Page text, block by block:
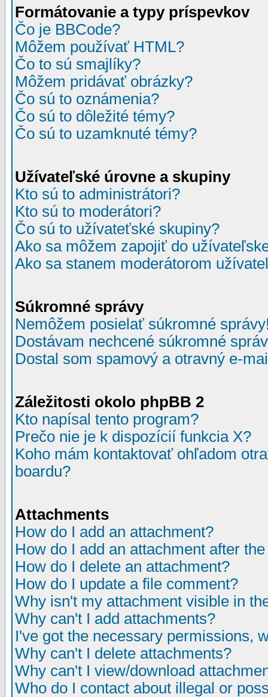
Formátovanie a typy príspevkov
Čo je BBCode?
Môžem používať HTML?
Čo to sú smajlíky?
Môžem pridávať obrázky?
Čo sú to oznámenia?
Čo sú to dôležité témy?
Čo sú to uzamknuté témy?
Užívateľské úrovne a skupiny
Kto sú to administrátori?
Kto sú to moderátori?
Čo sú to užívateťské skupiny?
Ako sa môžem zapojiť do
Ako sa stanem moderátorom
Súkromné správy
Nemôžem posielať súkromné
Dostávam nechcené súkromné
Dostal som spamový a otravný e-
Záležitosti okolo phpBB 2
Kto napísal tento program?
Prečo nie je k dispozícií funkcia X?
Koho mám kontaktovať ohľadom
boardu?
Attachments
How do I add an attachment?
How do I add an attachment after
How do I delete an attachment?
How do I update a file comment?
Why isn't my attachment visible in
Why can't I add attachments?
I've got the necessary permissions,
Why can't I delete attachments?
Why can't I view/download
Who do I contact about illegal or